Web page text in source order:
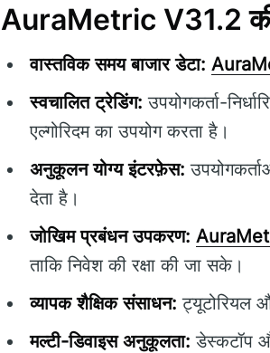
AuraMetric V31.2 की
वास्तविक समय बाजार डेटा:
स्वचालित ट्रेडिंग: उपयोगकर्ता-
एल्गोरिदम का उपयोग करता है।
अनुकूलन योग्य इंटरफ़ेस:
देता है।
जोखिम प्रबंधन उपकरण:
ताकि निवेश की रक्षा की जा सके।
व्यापक शैक्षिक संसाधन: ट्यूटोरियल
मल्टी-डिवाइस अनुकूलता: डेस्कटॉप